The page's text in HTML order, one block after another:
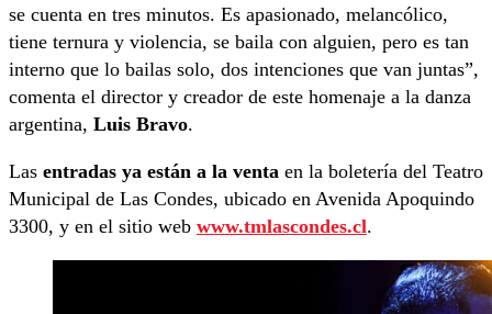
se cuenta en tres minutos. Es apasionado, melancólico,
tiene ternura y violencia, se baila con alguien, pero es tan
interno que lo bailas solo, dos intenciones que van juntas”,
comenta el director y creador de este homenaje a la danza
argentina, Luis Bravo.
Las entradas ya están a la venta en la boletería del Teatro
Municipal de Las Condes, ubicado en Avenida Apoquindo
3300, y en el sitio web www.tmlascondes.cl.